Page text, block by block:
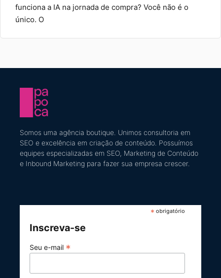
funciona a IA na jornada de compra? Você não é o
único. O
Somos uma agência boutique. Unimos consultoria em
SEO e excelência em criação de conteúdo ​. Possuímos
equipes especializadas em SEO, Marketing de Conteúdo
e Inbound Marketing para fazer sua empresa crescer.
* obrigatório
Inscreva-se
Seu e-mail *